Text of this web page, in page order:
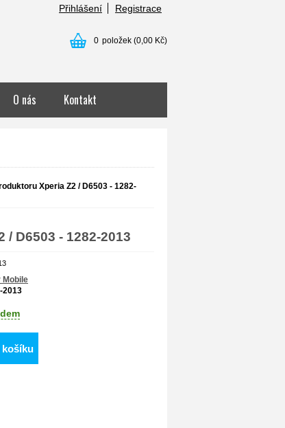
Přihlášení Registrace
0 položek (0,00 Kč)
O nás Kontakt
Xperia Z2 / D6503 - 1282-
D6503 - 1282-2013
Mobile
2013
košíku